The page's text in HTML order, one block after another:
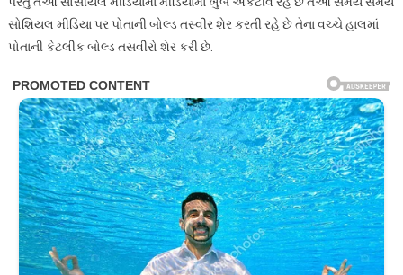
સોશિયલ મીડિયા પર પોતાની બોલ્ડ તસ્વીર શેર કરતી રહે છે તેના વચ્ચે હાલમાં
પોતાની કેટલીક બોલ્ડ તસવીરો શેર કરી છે.